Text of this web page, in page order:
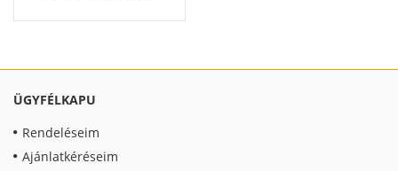
ÜGYFÉLKAPU
Rendeléseim
Ajánlatkéréseim